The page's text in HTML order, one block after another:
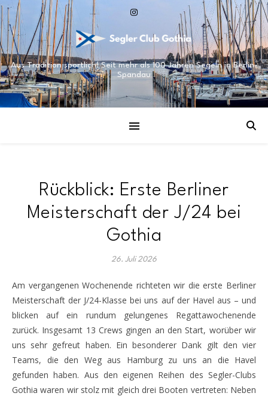
Aus Tradition sportlich! Seit mehr als 100 Jahren Segeln in Berlin-
Spandau
Rückblick: Erste Berliner
Meisterschaft der J/24 bei
Gothia
26. Juli 2026
Am vergangenen Wochenende richteten wir die erste Berliner
Meisterschaft der J/24-Klasse bei uns auf der Havel aus – und
blicken auf ein rundum gelungenes Regattawochenende
zurück. Insgesamt 13 Crews gingen an den Start, worüber wir
uns sehr gefreut haben. Ein besonderer Dank gilt den vier
Teams, die den Weg aus Hamburg zu uns an die Havel
gefunden haben. Aus den eigenen Reihen des Segler-Clubs
Gothia waren wir stolz mit gleich drei Booten vertreten: Neben